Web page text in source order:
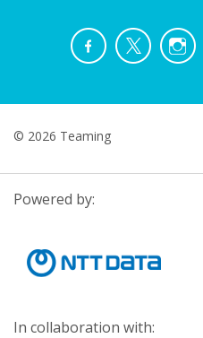
© 2026 Teaming
Powered by:
In collaboration with: